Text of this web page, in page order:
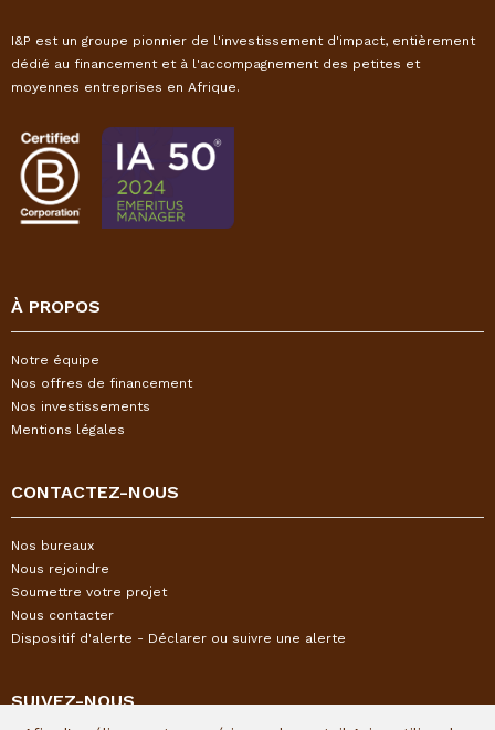
I&P est un groupe pionnier de l'investissement d'impact, entièrement
dédié au financement et à l'accompagnement des petites et
moyennes entreprises en Afrique.
À PROPOS
Notre équipe
Nos offres de financement
Nos investissements
Mentions légales
CONTACTEZ-NOUS
Nos bureaux
Nous rejoindre
Soumettre votre projet
Nous contacter
Dispositif d'alerte - Déclarer ou suivre une alerte
SUIVEZ-NOUS